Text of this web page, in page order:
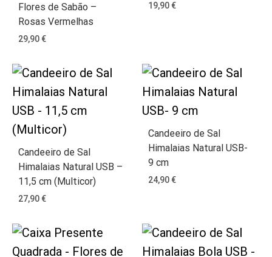
Flores de Sabão –
Rosas Vermelhas
29,90€
19,90€
Candeeiro de Sal
Himalaias Natural USB –
11,5 cm (Multicor)
27,90€
Candeeiro de Sal
Himalaias Natural USB-
9 cm
24,90€